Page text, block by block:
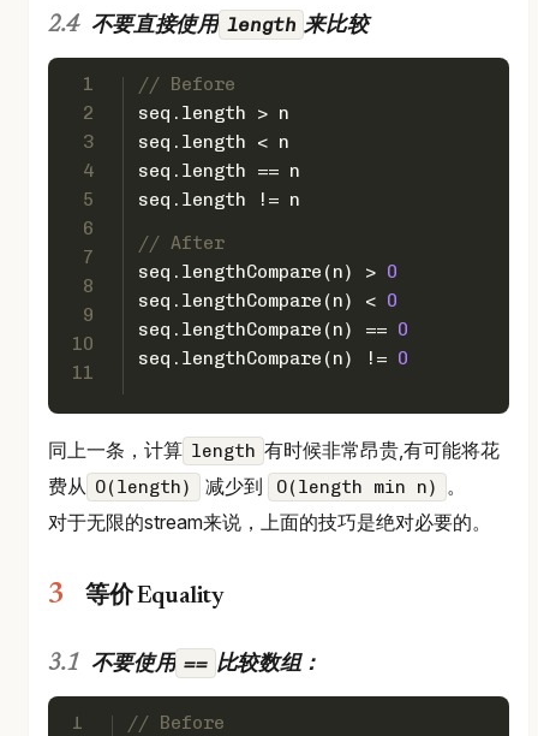
不要直接使用 length 来比较
1
2
3
4
5
6
7
8
9
10
11
// Before
seq.length > n
seq.length < n
seq.length == n
seq.length != n
// After
seq.lengthCompare(n) > 0
seq.lengthCompare(n) < 0
seq.lengthCompare(n) == 0
seq.lengthCompare(n) != 0
同上一条，计算 length 有时候非常昂贵,有可能将花
费从 O(length) 减少到 O(length min n)
。
对于无限的stream来说，上面的技巧是绝对必要的。
等价 Equality
不要使用 == 比较数组：
1
// Before